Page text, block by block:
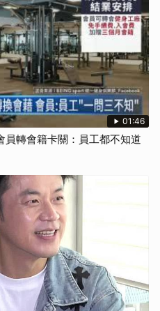
01:46
轉會籍卡關：員工都不知道